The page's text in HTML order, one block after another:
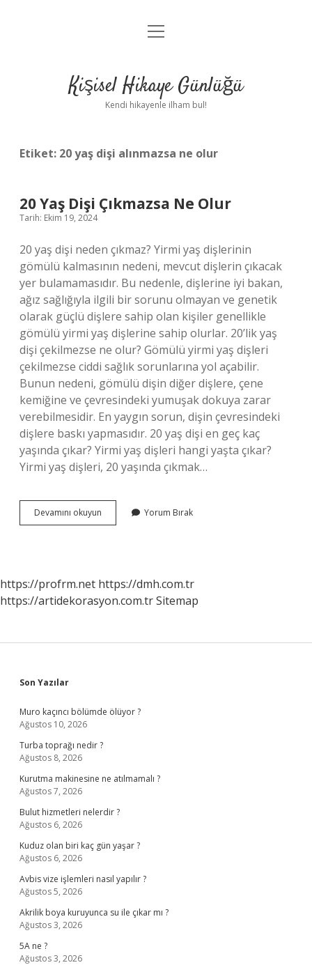
Anasayfa
Yasal Uyarı
menüyü
Kişisel Hikaye Günlüğü
Kendi hikayenle ilham bul!
Etiket: 20 yaş dişi alınmazsa ne olur
20 Yaş Dişi Çıkmazsa Ne Olur
Tarih: Ekim 19, 2024
20 yaş dişi neden çıkmaz? Yirmi yaş dişlerinin
gömülü kalmasının nedeni, mevcut dişlerin çıkacak
yer bulamamasıdır. Bu nedenle, dişlerine iyi bakan,
ağız sağlığıyla ilgili bir sorunu olmayan ve genetik
olarak güçlü dişlere sahip olan kişiler genellikle
gömülü yirmi yaş dişlerine sahip olurlar. 20’lik yaş
dişi çekilmezse ne olur? Gömülü yirmi yaş dişleri
çekilmezse ciddi sağlık sorunlarına yol açabilir.
Bunun nedeni, gömülü dişin diğer dişlere, çene
kemiğine ve çevresindeki yumuşak dokuya zarar
verebilmesidir. En yaygın sorun, dişin çevresindeki
dişlere baskı yapmasıdır. 20 yaş dişi en geç kaç
yaşında çıkar? Yirmi yaş dişleri hangi yaşta çıkar?
Yirmi yaş dişleri, 20 yaşında çıkmak…
Devamını okuyun
Yaş
Yorum Bırak
https://profrm.net https://dmh.com.tr
https://artidekorasyon.com.trSitemap
Sidebar
Son Yazılar
Muro kaçıncı bölümde ölüyor ?
Ağustos 10, 2026
Turba toprağı nedir ?
Ağustos 8, 2026
Kurutma makinesine ne atılmamalı ?
Ağustos 7, 2026
Bulut hizmetleri nelerdir ?
Ağustos 6, 2026
Kuduz olan biri kaç gün yaşar ?
Ağustos 6, 2026
Avbis vize işlemleri nasıl yapılır ?
Ağustos 5, 2026
Akrilik boya kuruyunca su ile çıkar mı ?
Ağustos 3, 2026
5A ne ?
Ağustos 3, 2026